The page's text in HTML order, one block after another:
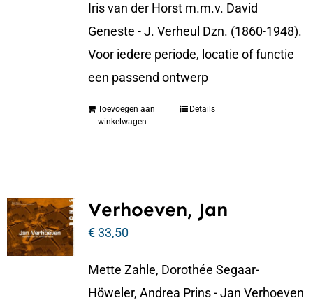
Iris van der Horst m.m.v. David
Geneste - J. Verheul Dzn. (1860-1948).
Voor iedere periode, locatie of functie
een passend ontwerp
Toevoegen aan
winkelwagen
Details
Verhoeven, Jan
€33,50
Mette Zahle, Dorothée Segaar-
Höweler, Andrea Prins - Jan Verhoeven